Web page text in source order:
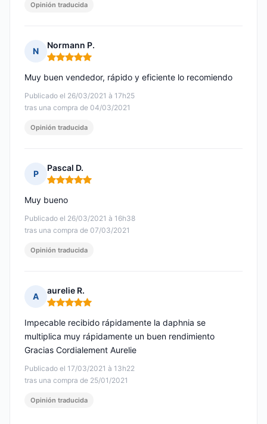
Opinión traducida
N
Normann P.
Nota: 5 de 5
Publicado el 26/03/2021 à 17h25
tras una compra de 04/03/2021
Muy buen vendedor, rápido y eficiente lo recomiendo
Opinión traducida
P
Pascal D.
Nota: 5 de 5
Publicado el 26/03/2021 à 16h38
tras una compra de 07/03/2021
Muy bueno
Opinión traducida
A
aurelie R.
Nota: 5 de 5
Publicado el 17/03/2021 à 13h22
tras una compra de 25/01/2021
Impecable recibido rápidamente la daphnia se
multiplica muy rápidamente un buen rendimiento
Gracias Cordialement Aurelie
Opinión traducida